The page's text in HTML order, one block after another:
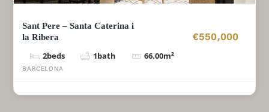
Sant Pere – Santa Caterina i
la Ribera
€550,000
2beds 1bath 66.00m²
BARCELONA